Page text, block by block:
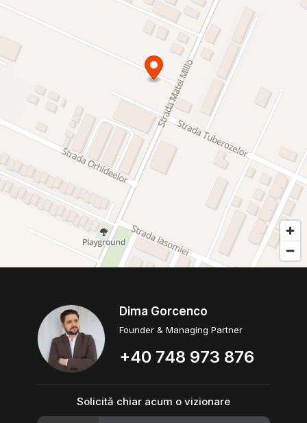
• Pereți interiori vopsiți cu vinarom alb
• Şape turnate
• Sistem aspirație automată preinstalată
• Sistem ventilare cu aport aer proaspăt centralizat (opțional
ionizator neutralizare viruși, inclusiv Covid-19)
• Instalație electrică sistem KNX și prize montate
• Instalație de încălzire în pardoseală cu pompă de căldură
reversibilă
• Instalație de răcire în tavane
• Instalație sanitară cu suporți pentru WC și bideu, montate
• Sistem automat de control al casei de la distanță
• Scară din sticlă structurală cu trepte de lemn
Dima Gorcenco
Founder & Managing Partner
+40 748 973 876
Solicită chiar acum o vizionare